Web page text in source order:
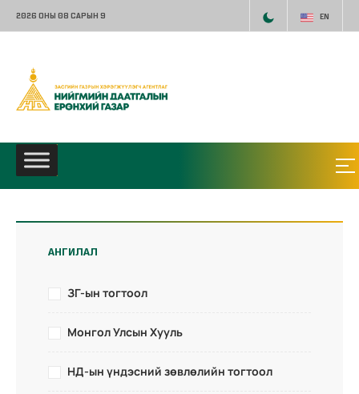
2026 ОНЫ 08 САРЫН 9 EN
АНГИЛАЛ
ЗГ-ын тогтоол
Монгол Улсын Хууль
НД-ын үндэсний зөвлөлийн тогтоол